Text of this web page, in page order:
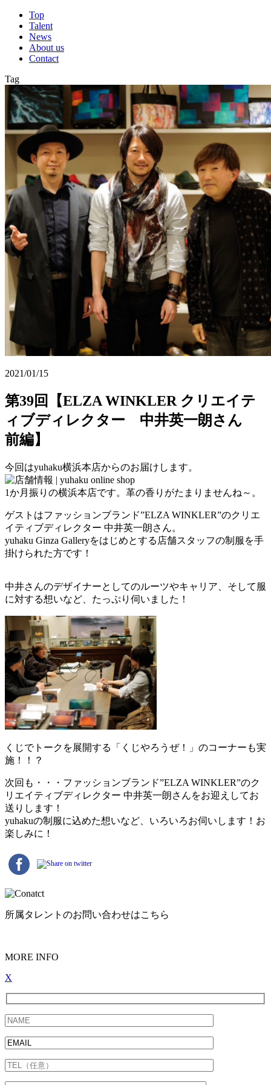
Top
Talent
News
About us
Contact
Tag
2021/01/15
第39回【ELZA WINKLER クリエイテ
ィブディレクター 中井英一朗さん
前編】
今回はyuhaku横浜本店からのお届けします。
1か月振りの横浜本店です。革の香りがたまりませんね～。
ゲストはファッションブランド”ELZA WINKLER”のクリエ
イティブディレクター 中井英一朗さん。
yuhaku Ginza Galleryをはじめとする店舗スタッフの制服を手
掛けられた方です！
中井さんのデザイナーとしてのルーツやキャリア、そして服
に対する想いなど、たっぷり伺いました！
くじでトークを展開する「くじやろうぜ！」のコーナーも実
施！！？
次回も・・・ファッションブランド”ELZA WINKLER”のク
リエイティブディレクター 中井英一朗さんをお迎えしてお
送りします！
yuhakuの制服に込めた想いなど、いろいろお伺いします！お
楽しみに！
所属タレントのお問い合わせはこちら
MORE INFO
X